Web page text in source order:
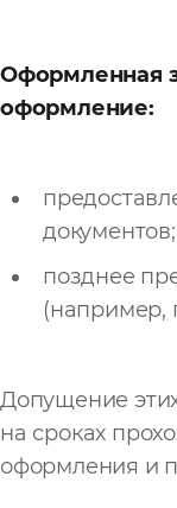
Оформленная
оформление:
документов;
позднее
(например,
Допущение
на сроках
оформления и